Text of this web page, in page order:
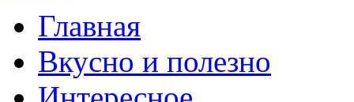
Главная
Вкусно и полезно